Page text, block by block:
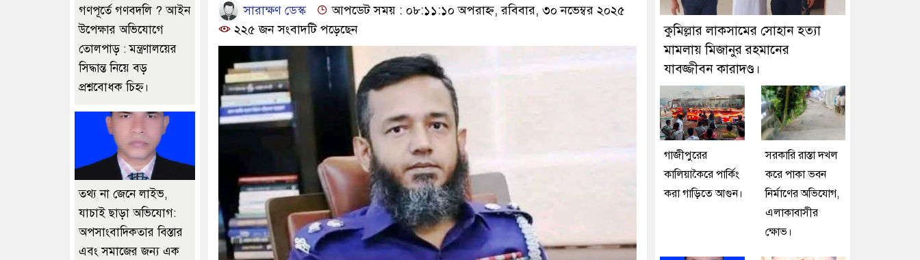
সারাক্ষণ ডেস্ক
আপডেট সময় : ০৮:১১:১০ অপরাহ্ন, রবিবার, ৩০ নভেম্বর ২০২৫
২২৫ জন সংবাদটি পড়েছেন
গণপূর্তে গণবদলি ? আইন
উপেক্ষার অভিযোগে
তোলপাড় : মন্ত্রণালয়ের
সিদ্ধান্ত নিয়ে বড়
প্রশ্নবোধক চিহ্ন।
তথ্য না জেনে লাইভ,
যাচাই ছাড়া অভিযোগ:
অপসাংবাদিকতার বিস্তার
এবং সমাজের জন্য এক
কুমিল্লার লাকসামের সোহান হত্যা
মামলায় মিজানুর রহমানের
যাবজ্জীবন কারাদণ্ড।
গাজীপুরের
কালিয়াকৈরে পার্কিং
করা গাড়িতে আগুন।
সরকারি রাস্তা দখল
করে পাকা ভবন
নির্মাণের অভিযোগ,
এলাকাবাসীর
ক্ষোভ।